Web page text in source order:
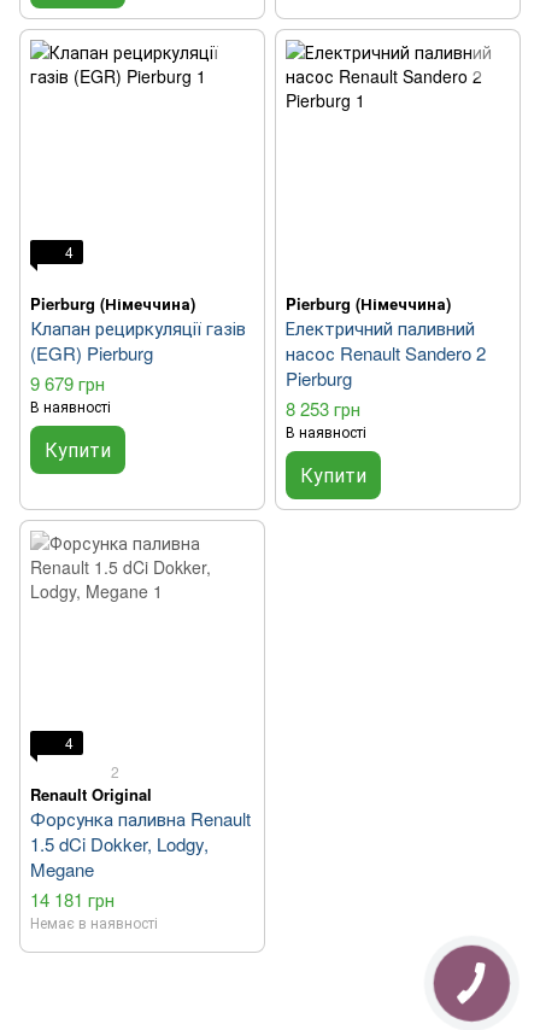
4
Pierburg (Німеччина)
Клапан рециркуляції газів
(EGR) Pierburg
9 679 грн
В наявності
Купити
Pierburg (Німеччина)
Електричний паливний
насос Renault Sandero 2
Pierburg
8 253 грн
В наявності
Купити
4
2
Renault Original
Форсунка паливна Renault
1.5 dCi Dokker, Lodgy,
Megane
14 181 грн
Немає в наявності